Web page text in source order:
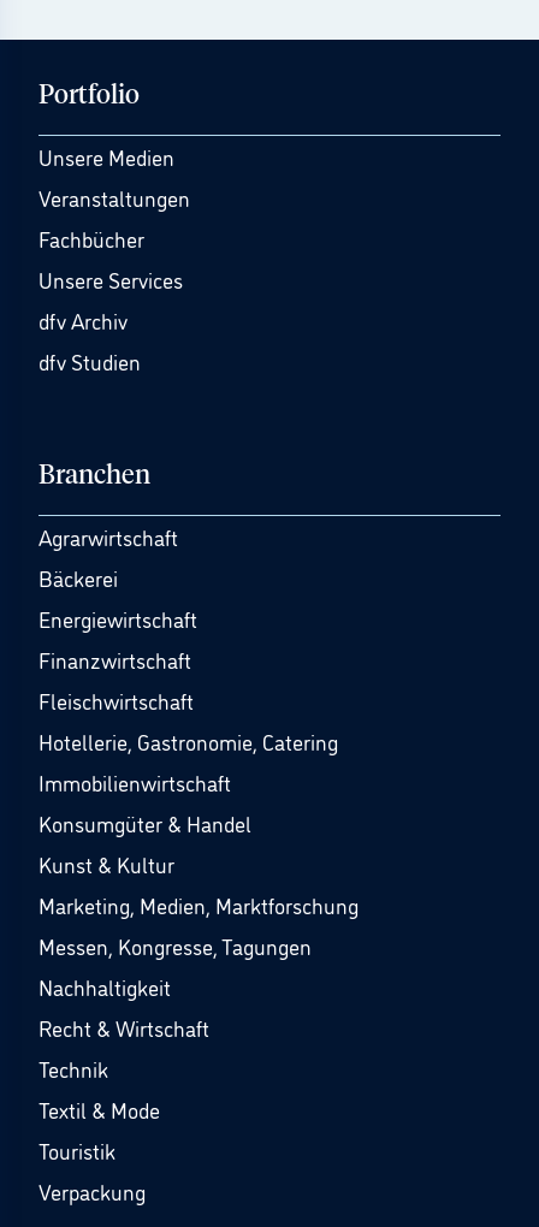
Portfolio
Unsere Medien
Veranstaltungen
Fachbücher
Unsere Services
dfv Archiv
dfv Studien
Branchen
Agrarwirtschaft
Bäckerei
Energiewirtschaft
Finanzwirtschaft
Fleischwirtschaft
Hotellerie, Gastronomie, Catering
Immobilienwirtschaft
Konsumgüter & Handel
Kunst & Kultur
Marketing, Medien, Marktforschung
Messen, Kongresse, Tagungen
Nachhaltigkeit
Recht & Wirtschaft
Technik
Textil & Mode
Touristik
Verpackung